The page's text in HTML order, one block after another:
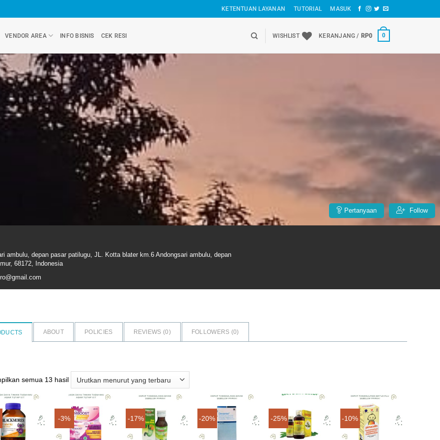
KETENTUAN LAYANAN TUTORIAL MASUK
VENDOR AREA INFO BISNIS CEK RESI WISHLIST KERANJANG / RP0 0
ambulu, depan pasar patilugu, JL. Kotta blater km.6 Andongsari ambulu, depan
68172, Indonesia
Pertanyaan Follow
ABOUT POLICIES REVIEWS (0) FOLLOWERS (0)
semua 13 hasilDiurutkan
menurut
yang
terbaru
Add to
wishlist
-3%
Add to
wishlist
-17%
Add to
wishlist
-20% -25%
Add to
wishlist
-10%
wishlist